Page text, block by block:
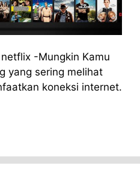
-Mungkin Kamu
yang sering melihat
koneksi internet.